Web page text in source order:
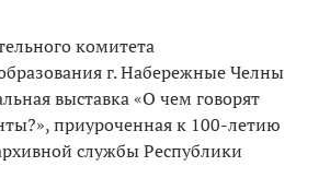
комитета
г. Набережные Челны
выставка «О чем говорят
приуроченная к 100-летию
службы Республики